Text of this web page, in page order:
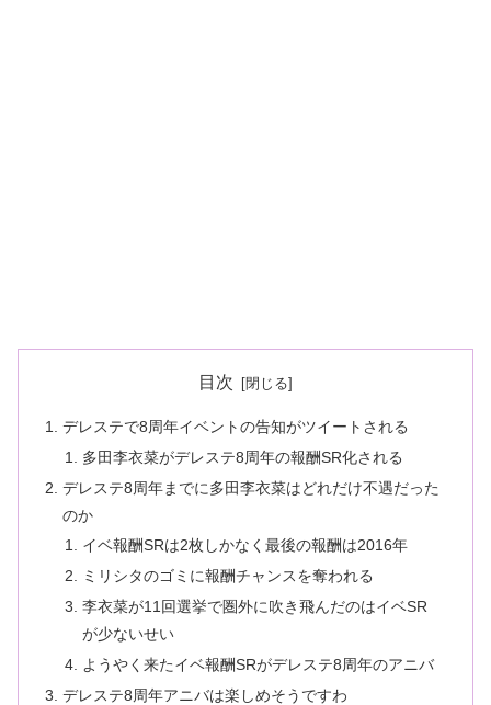
目次
デレステで8周年イベントの告知がツイートされる
多田李衣菜がデレステ8周年の報酬SR化される
デレステ8周年までに多田李衣菜はどれだけ不遇だった
のか
イベ報酬SRは2枚しかなく最後の報酬は2016年
ミリシタのゴミに報酬チャンスを奪われる
李衣菜が11回選挙で圏外に吹き飛んだのはイベSR
が少ないせい
ようやく来たイベ報酬SRがデレステ8周年のアニバ
デレステ8周年アニバは楽しめそうですわ